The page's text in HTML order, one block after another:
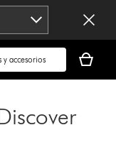
cesta
está